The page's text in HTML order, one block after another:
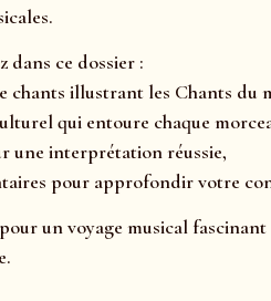
dans ce dossier :
chants illustrant les Chants du
qui entoure chaque
une interprétation réussie,
pour approfondir votre
un voyage musical